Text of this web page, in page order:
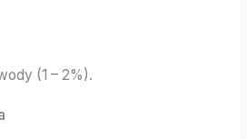
(1 – 2%).